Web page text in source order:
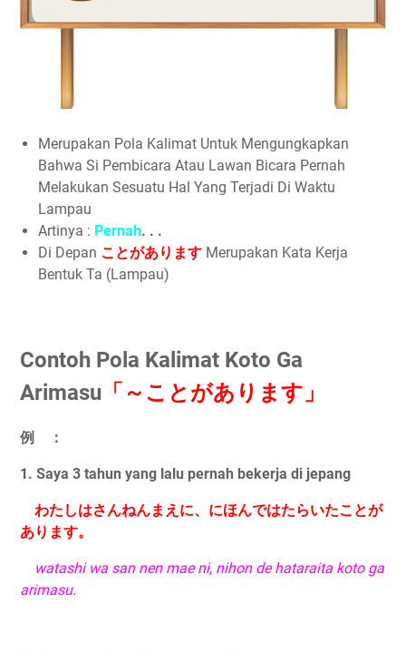
Merupakan Pola Kalimat Untuk Mengungkapkan
Bahwa Si Pembicara Atau Lawan Bicara Pernah
Melakukan Sesuatu Hal Yang Terjadi Di Waktu
Lampau
Artinya : Pernah. . .
Di Depan ことがあります Merupakan Kata Kerja
Bentuk Ta (Lampau)
Contoh Pola Kalimat Koto Ga
Arimasu 「～ことがあります」
例 ：
1. Saya 3 tahun yang lalu pernah bekerja di jepang
わたしはさんねんまえに、にほんではたらいたことが
あります。
watashi wa san nen mae ni, nihon de hataraita koto ga
arimasu.